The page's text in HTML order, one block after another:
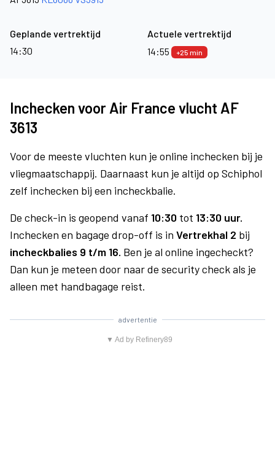
Geplande vertrektijd
14:30
Actuele vertrektijd
14:55
+25 min
Inchecken voor Air France vlucht AF
3613
Voor de meeste vluchten kun je online inchecken bij je
vliegmaatschappij. Daarnaast kun je altijd op Schiphol
zelf inchecken bij een incheckbalie.
De check-in is geopend vanaf 10:30 tot 13:30 uur.
Inchecken en bagage drop-off is in Vertrekhal 2 bij
incheckbalies 9 t/m 16. Ben je al online ingecheckt?
Dan kun je meteen door naar de security check als je
alleen met handbagage reist.
advertentie
▼ Ad by Refinery89